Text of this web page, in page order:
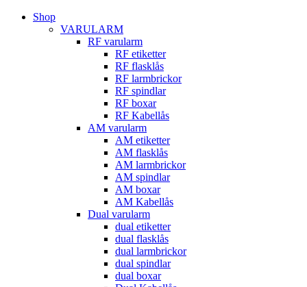
Shop
VARULARM
RF varularm
RF etiketter
RF flasklås
RF larmbrickor
RF spindlar
RF boxar
RF Kabellås
AM varularm
AM etiketter
AM flasklås
AM larmbrickor
AM spindlar
AM boxar
AM Kabellås
Dual varularm
dual etiketter
dual flasklås
dual larmbrickor
dual spindlar
dual boxar